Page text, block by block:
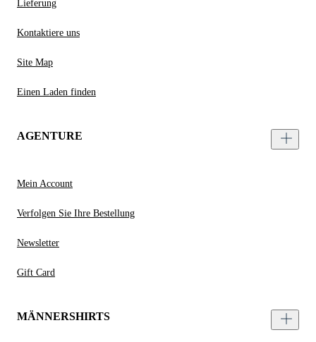
Lieferung
Kontaktiere uns
Site Map
Einen Laden finden
AGENTURE
Mein Account
Verfolgen Sie Ihre Bestellung
Newsletter
Gift Card
MÄNNERSHIRTS